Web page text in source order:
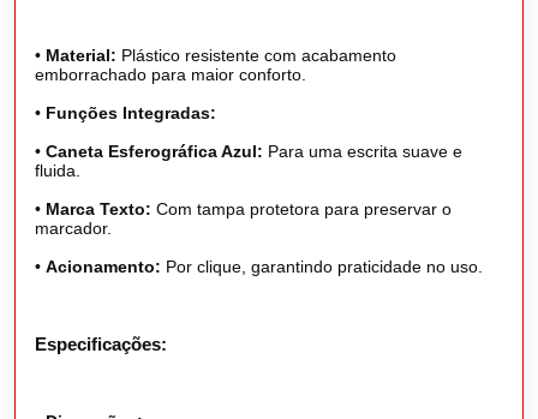
• Material: Plástico resistente com acabamento
emborrachado para maior conforto.
• Funções Integradas:
• Caneta Esferográfica Azul: Para uma escrita suave e
fluida.
• Marca Texto: Com tampa protetora para preservar o
marcador.
• Acionamento: Por clique, garantindo praticidade no uso.
Especificações: